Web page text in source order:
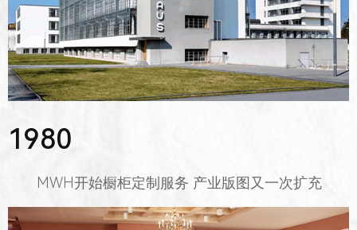
1980
MWH开始橱柜定制服务 产业版图又一次扩充